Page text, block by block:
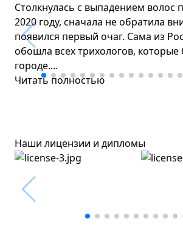
Столкнулась с выпадением волос
2020 году, сначала не обратила
появился первый очаг. Сама из
обошла всех трихологов,
городе....
Читать полностью
Наши лицензии и дипломы